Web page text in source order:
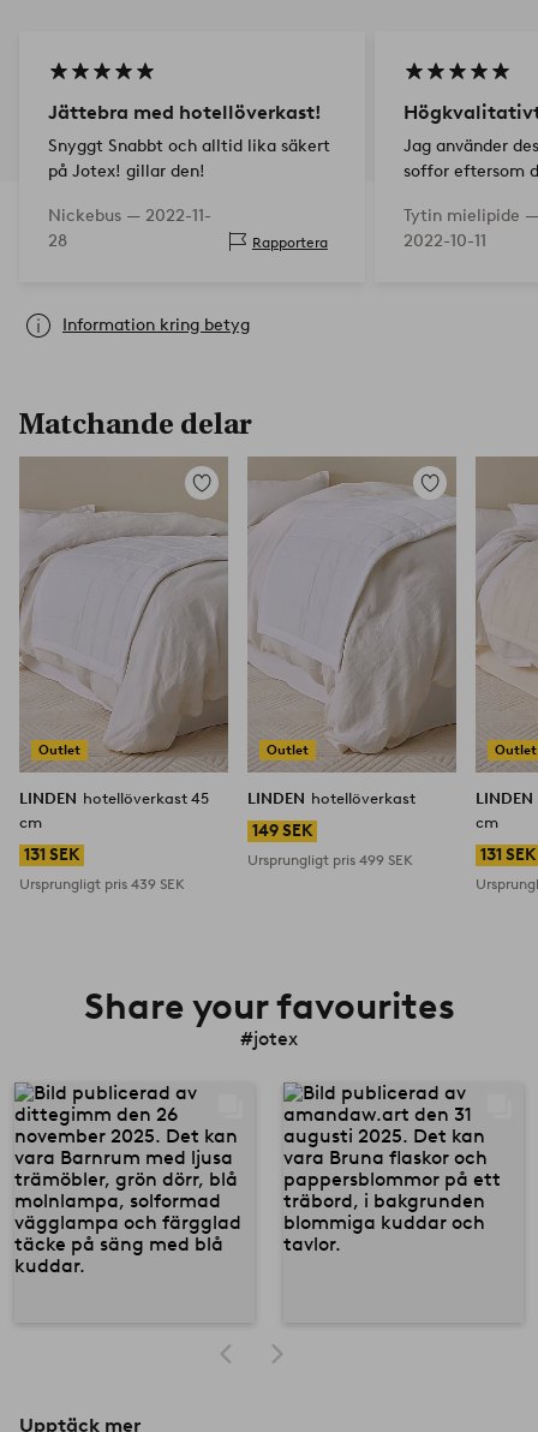
Jättebra med hotellöverkast!
Snyggt Snabbt och alltid lika säkert
på Jotex! gillar den!
Nickebus — 2022-11-
28
Rapportera
Jag använder
soffor eftersom
hela soffan..
hundar som
Tytin mielipide —
2022-10-11
Information kring betyg
Matchande delar
Outlet
Lägg
favoriter
LINDEN hotellöverkast 45
cm
131 SEK
Ursprungligt pris 439 SEK
Outlet
Lägg
favoriter
LINDEN hotellöverkast
149 SEK
Ursprungligt pris499 SEK
Outlet
LINDEN
cm
131 SEK
Share your favourites
#jotex
Upptäck mer